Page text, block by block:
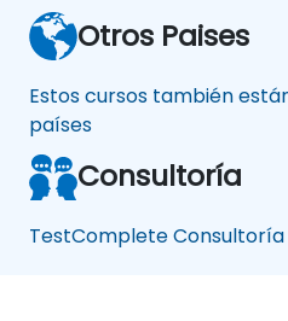
Otros Paises
Estos cursos también
países
Consultoría
TestComplete Consultoría